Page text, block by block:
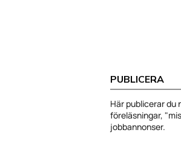
PUBLICERA
Här publicerar du
föreläsningar,
jobbannonser.